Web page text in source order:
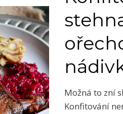
Možná to zní
Konfitování